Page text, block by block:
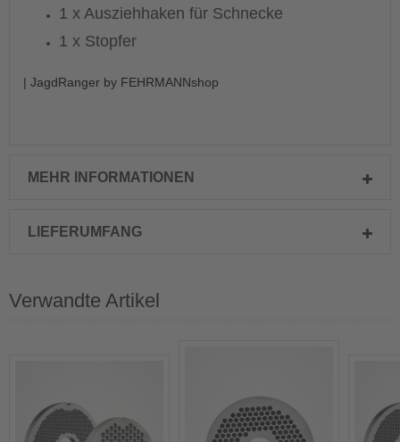
1 x Ausziehhaken für Schnecke
1 x Stopfer
| JagdRanger by FEHRMANNshop
MEHR INFORMATIONEN
LIEFERUMFANG
Verwandte Artikel